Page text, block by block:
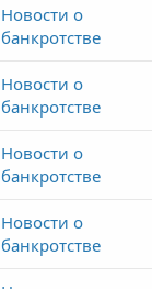
Новости о
банкротстве
Новости о
банкротстве
Новости о
банкротстве
Новости о
банкротстве